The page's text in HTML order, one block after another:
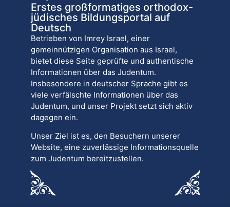
Erstes großformatiges orthodox-
jüdisches Bildungsportal auf
Deutsch
Betrieben von Imrey Israel, einer
gemeinnützigen Organisation aus Israel,
bietet diese Seite geprüfte und authentische
Informationen über das Judentum.
Insbesondere in deutscher Sprache gibt es
viele verfälschte Informationen über das
Judentum, und unser Projekt setzt sich aktiv
dagegen ein.
Unser Ziel ist es, den Besuchern unserer
Website, eine zuverlässige Informationsquelle
zum Judentum bereitzustellen.